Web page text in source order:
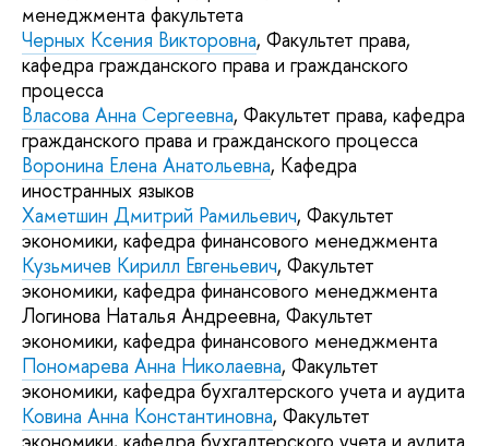
менеджмента факультета
Черных Ксения Викторовна, Факультет права,
кафедра гражданского права и гражданского
процесса
Власова Анна Сергеевна, Факультет права, кафедра
гражданского права и гражданского процесса
Воронина Елена Анатольевна, Кафедра
иностранных языков
Хаметшин Дмитрий Рамильевич, Факультет
экономики, кафедра финансового менеджмента
Кузьмичев Кирилл Евгеньевич, Факультет
экономики, кафедра финансового менеджмента
Логинова Наталья Андреевна, Факультет
экономики, кафедра финансового менеджмента
Пономарева Анна Николаевна, Факультет
экономики, кафедра бухгалтерского учета и аудита
Ковина Анна Константиновна, Факультет